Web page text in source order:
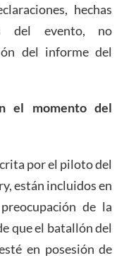
hechas
del evento, no
del informe del
el momento del
por el piloto del
están incluidos en
de la
que el batallón del
en posesión de